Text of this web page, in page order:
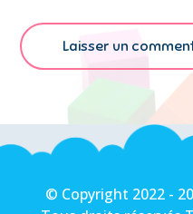
© Copyright 2022 -